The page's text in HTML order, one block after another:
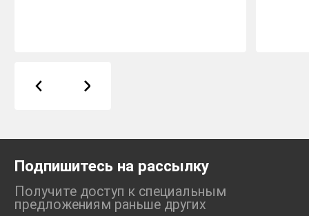
Подпишитесь на рассылку
Получите доступ к специальным
предложениям раньше других